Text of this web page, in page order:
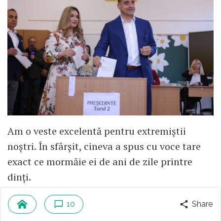
Am o veste excelentă pentru extremiștii
noștri. În sfârșit, cineva a spus cu voce tare
exact ce mormăie ei de ani de zile printre
dinți.
Citește mai mult
10 Share